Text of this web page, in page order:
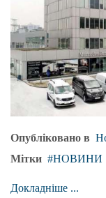
Опубліковано в
Мітки
НОВИНИ
Докладніше ...